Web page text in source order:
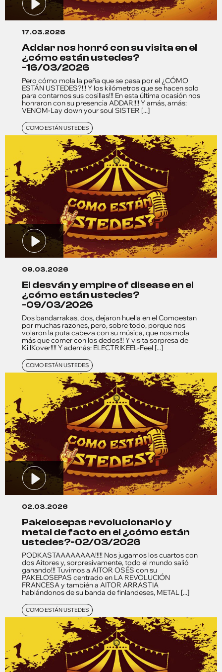
17.03.2026
addar nos honró con su visita en el
¿cómo están ustedes?
-16/03/2026
Pero cómo mola la peña que se pasa por el ¿CÓMO
ESTÁN USTEDES?!!! Y los kilómetros que se hacen solo
para contarnos sus cosillas!!! En esta última ocasión nos
honraron con su presencia ADDAR!!!! Y amás, amás:
VENOM-Lay down your soul SISTER [...]
COMO ESTÁN USTEDES
09.03.2026
el desván y empire of disease en el
¿cómo están ustedes?
-09/03/2026
Dos bandarrakas, dos, dejaron huella en el Comoestan
por muchas razones, pero, sobre todo, porque nos
volaron la puta cabeza con su música, que nos mola
más que comer con los dedos!!! Y visita sorpresa de
KillKover!!!! Y además: ELECTRIKEEL-Feel [...]
COMO ESTÁN USTEDES
02.03.2026
pakelosepas revolucionario y
metal de facto en el ¿cómo están
ustedes?-02/03/2026
PODKASTAAAAAAAA!!!!! Nos jugamos los cuartos con
dos Aitores y, sorpresivamente, todo el mundo salió
ganando!!! Tuvimos a AITOR OSÉS con su
PAKELOSEPAS centrado en LA REVOLUCIÓN
FRANCESA y también a AITOR ARRASTIA
hablándonos de su banda de finlandeses, METAL [...]
COMO ESTÁN USTEDES